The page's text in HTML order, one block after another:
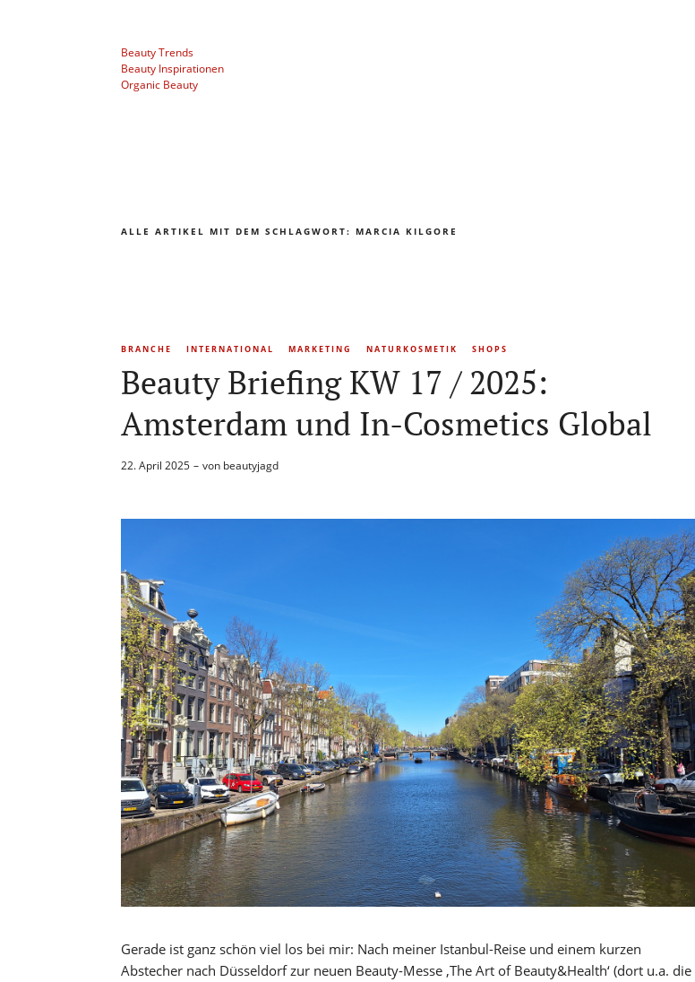
Beauty Trends
Beauty Inspirationen
Organic Beauty
ALLE ARTIKEL MIT DEM SCHLAGWORT: MARCIA KILGORE
BRANCHE INTERNATIONAL MARKETING NATURKOSMETIK SHOPS
Beauty Briefing KW 17 / 2025:
Amsterdam und In-Cosmetics Global
22. April 2025 von beautyjagd
Gerade ist ganz schön viel los bei mir: Nach meiner Istanbul-Reise und einem kurzen
Abstecher nach Düsseldorf zur neuen Beauty-Messe ‚The Art of Beauty&Health‘ (dort u.a. die